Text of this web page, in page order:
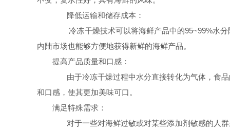
降低运输和储存成本：
冷冻干燥技术可以将海鲜产品中的95~99%水分
内陆市场也能够方便地获得新鲜的海鲜产品。
提高产品质量和口感：
由于冷冻干燥过程中水分直接转化为气体，食品
和口感，使其更加美味可口。
满足特殊需求：
对于一些对海鲜过敏或对某些添加剂敏感的人群